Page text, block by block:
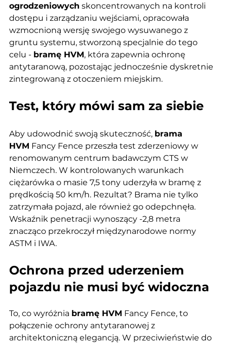
ogrodzeniowych skoncentrowanych na kontroli
dostępu i zarządzaniu wejściami, opracowała
wzmocnioną wersję swojego wysuwanego z
gruntu systemu, stworzoną specjalnie do tego
celu - bramę HVM, która zapewnia ochronę
antytaranową, pozostając jednocześnie dyskretnie
zintegrowaną z otoczeniem miejskim.
Test, który mówi sam za siebie
Aby udowodnić swoją skuteczność, brama
HVM Fancy Fence przeszła test zderzeniowy w
renomowanym centrum badawczym CTS w
Niemczech. W kontrolowanych warunkach
ciężarówka o masie 7,5 tony uderzyła w bramę z
prędkością 50 km/h. Rezultat? Brama nie tylko
zatrzymała pojazd, ale również go odepchnęła.
Wskaźnik penetracji wynoszący -2,8 metra
znacząco przekroczył międzynarodowe normy
ASTM i IWA.
Ochrona przed uderzeniem
pojazdu nie musi być widoczna
To, co wyróżnia bramę HVM Fancy Fence, to
połączenie ochrony antytaranowej z
architektoniczną elegancją. W przeciwieństwie do